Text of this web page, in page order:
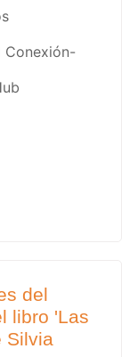
Conexión-
del
libro 'Las
Silvia